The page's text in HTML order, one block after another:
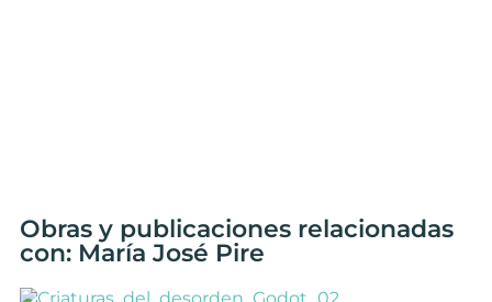
Obras y publicaciones relacionadas
con: María José Pire